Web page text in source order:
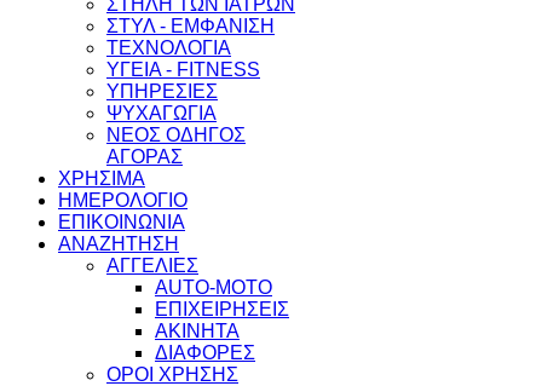
ΣΤΗΛΗ ΤΩΝ ΙΑΤΡΩΝ
ΣΤΥΛ - ΕΜΦΑΝΙΣΗ
ΤΕΧΝΟΛΟΓΙΑ
ΥΓΕΙΑ - FITNESS
ΥΠΗΡΕΣΙΕΣ
ΨΥΧΑΓΩΓΙΑ
ΝΕΟΣ ΟΔΗΓΟΣ
ΑΓΟΡΑΣ
ΧΡΗΣΙΜΑ
ΗΜΕΡΟΛΟΓΙΟ
ΕΠΙΚΟΙΝΩΝΙΑ
ΑΝΑΖΗΤΗΣΗ
ΑΓΓΕΛΙΕΣ
AUTO-MOTO
ΕΠΙΧΕΙΡΗΣΕΙΣ
ΑΚΙΝΗΤΑ
ΔΙΑΦΟΡΕΣ
ΟΡΟΙ ΧΡΗΣΗΣ